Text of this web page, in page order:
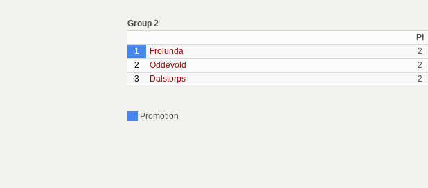
Group 2
Pl
1
Frolunda 2
2
Oddevold 2
3
Dalstorps 2
Promotion